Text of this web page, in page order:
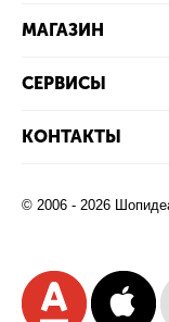
МАГАЗИН
СЕРВИСЫ
КОНТАКТЫ
© 2006 - 2026